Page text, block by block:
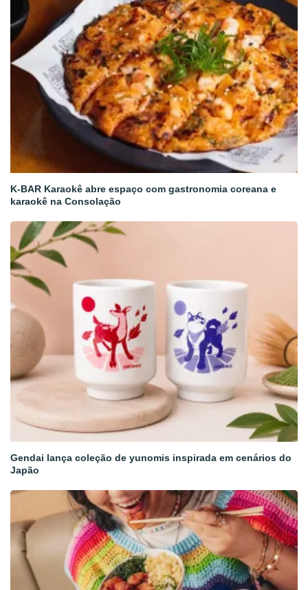
K-BAR Karaokê abre espaço com gastronomia coreana e
karaokê na Consolação
Gendai lança coleção de yunomis inspirada em cenários do
Japão